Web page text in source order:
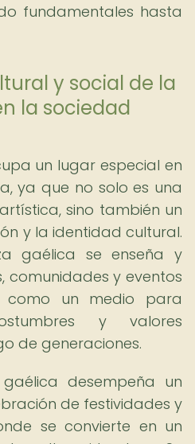
fundamentales hasta
y social de la
la sociedad
un lugar especial en
ya que no solo es una
sino también un
y la identidad cultural.
gaélica se enseña y
comunidades y eventos
como un medio para
y valores
de generaciones.
desempeña un
de festividades y
se convierte en un